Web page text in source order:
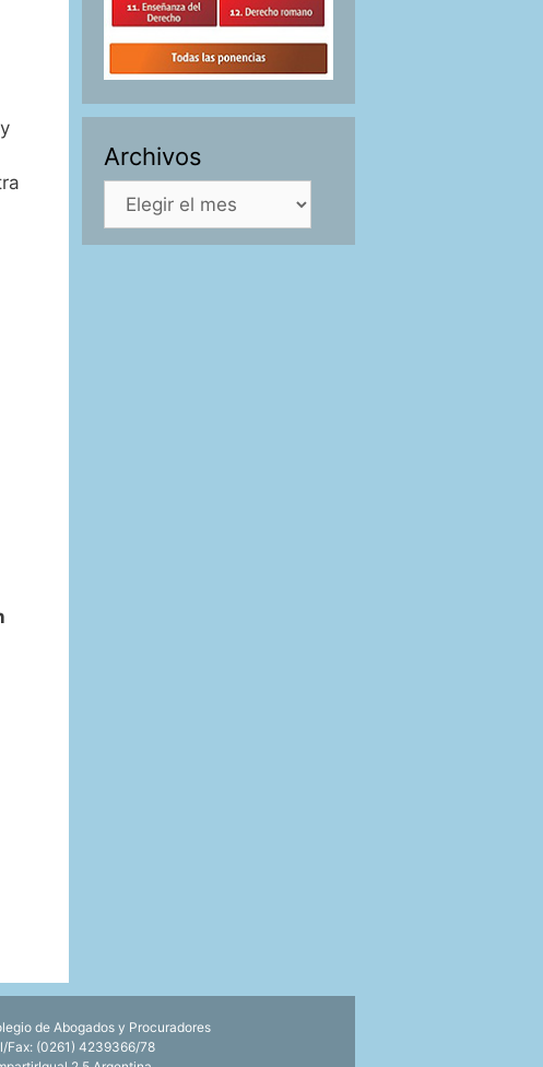
y
Archivos
Archivos
de Abogados y Procuradores
Fax: (0261) 4239366/78